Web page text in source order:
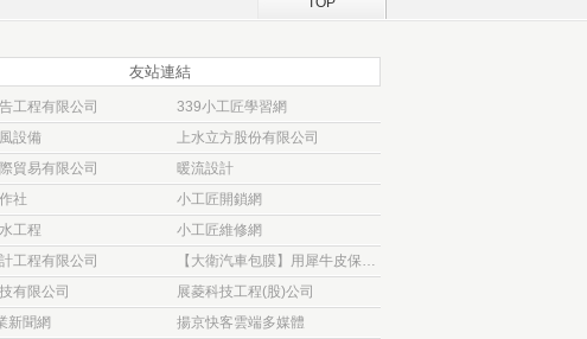
友站連結
工程有限公司
339小工匠學習網
設備
上水立方股份有限公司
貿易有限公司
暖流設計
社
小工匠開鎖網
工程
小工匠維修網
工程有限公司
【大衛汽車包膜】用犀牛皮保護貼 為愛車穿
有限公司
展菱科技工程(股)公司
新聞網
揚京快客雲端多媒體